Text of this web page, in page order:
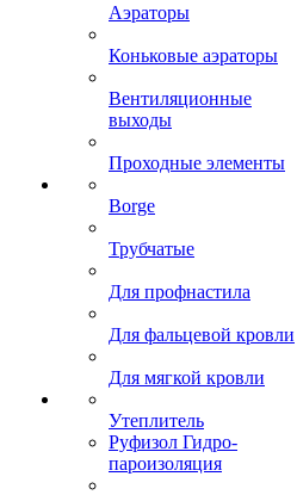
Аэраторы
Коньковые аэраторы
Вентиляционные
выходы
Проходные элементы
Borge
Трубчатые
Для профнастила
Для фальцевой кровли
Для мягкой кровли
Утеплитель
Руфизол Гидро-
пароизоляция